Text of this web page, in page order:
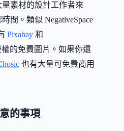
素材的設計工作者來
間。類似 NegativeSpace
Pixabay 和
權的免費圖片。如果你還
也有大量可免費商用
的事項